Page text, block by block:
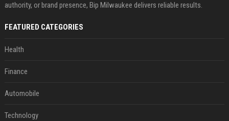
authority, or brand presence, Bip Milwaukee delivers reliable results.
FEATURED CATEGORIES
Health
Finance
Automobile
Technology